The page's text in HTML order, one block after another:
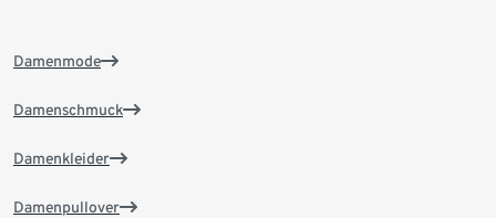
Damenmode
Damenschmuck
Damenkleider
Damenpullover